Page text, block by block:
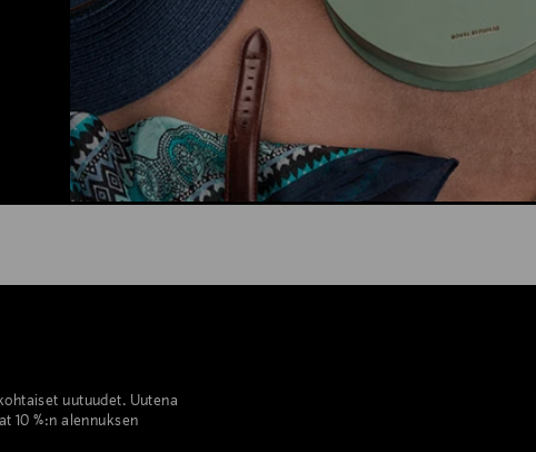
uutuudet. Uutena
10 %:n alennuksen